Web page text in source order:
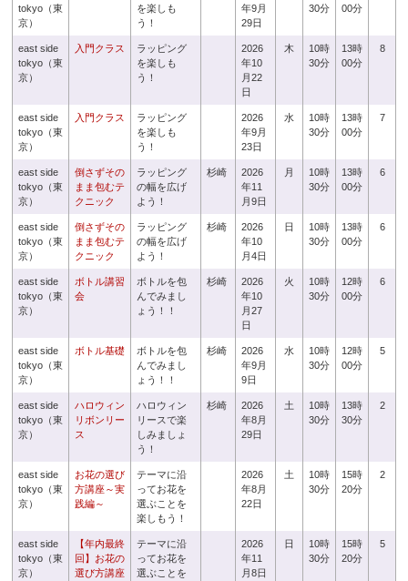
tokyo（東
京）
を楽しも
う！
年9月
29日
30分
00分
east side
tokyo（東
京）
入門クラス
ラッピング
を楽しも
う！
2026
年10
月22
日
木
10時
30分
13時
00分
8
east side
tokyo（東
京）
入門クラス
ラッピング
を楽しも
う！
2026
年9月
23日
水
10時
30分
13時
00分
7
east side
tokyo（東
京）
倒さずその
まま包むテ
クニック
ラッピング
の幅を広げ
よう！
杉崎
2026
年11
月9日
月
10時
30分
13時
00分
6
east side
tokyo（東
京）
倒さずその
まま包むテ
クニック
ラッピング
の幅を広げ
よう！
杉崎
2026
年10
月4日
日
10時
30分
13時
00分
6
east side
tokyo（東
京）
ボトル講習
会
ボトルを包
んでみまし
ょう！！
杉崎
2026
年10
月27
日
火
10時
30分
12時
00分
6
east side
tokyo（東
京）
ボトル基礎
ボトルを包
んでみまし
ょう！！
杉崎
2026
年9月
9日
水
10時
30分
12時
00分
5
east side
tokyo（東
京）
ハロウィン
リボンリー
ス
ハロウィン
リースで楽
しみましょ
う！
杉崎
2026
年8月
29日
土
10時
30分
13時
30分
2
east side
tokyo（東
京）
お花の選び
方講座～実
践編～
テーマに沿
ってお花を
選ぶことを
楽しもう！
2026
年8月
22日
土
10時
30分
15時
20分
2
east side
tokyo（東
京）
【年内最終
回】お花の
選び方講座
テーマに沿
ってお花を
選ぶことを
2026
年11
月8日
日
10時
30分
15時
20分
5